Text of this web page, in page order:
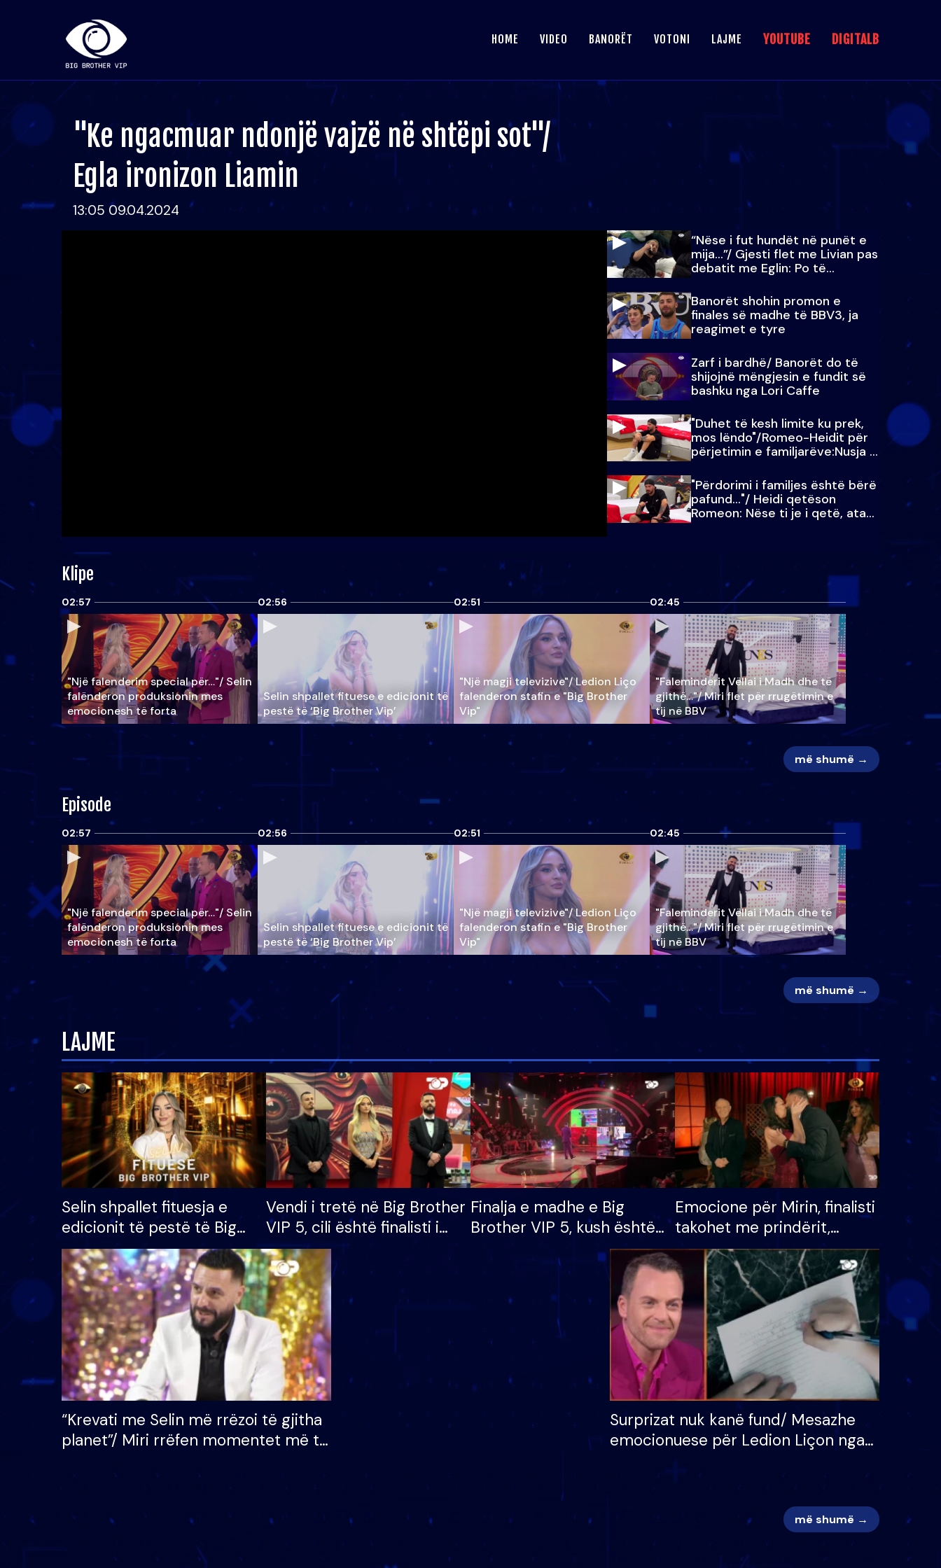
HOME VIDEO BANORËT VOTONI LAJME YOUTUBE DIGITALB
"Ke ngacmuar ndonjë vajzë në shtëpi sot"/
Egla ironizon Liamin
13:05 09.04.2024
“Nëse i fut hundët në punët e
mija…”/ Gjesti flet me Livian pas
debatit me Eglin: Po të
paralajmëroj
Banorët shohin promon e
finales së madhe të BBV3, ja
reagimet e tyre
Zarf i bardhë/ Banorët do të
shijojnë mëngjesin e fundit së
bashku nga Lori Caffe
"Duhet të kesh limite ku prek,
mos lëndo"/Romeo-Heidit për
përjetimin e familjarëve:Nusja e
Julit…
"Përdorimi i familjes është bërë
pafund…"/ Heidi qetëson
Romeon: Nëse ti je i qetë, ata
qetësohen
Klipe
02:57
"Një falenderim special për…"/ Selin
falënderon produksionin mes
emocionesh të forta
02:56
Selin shpallet fituese e edicionit të
pestë të ‘Big Brother Vip’
02:51
"Një magji televizive"/ Ledion Liço
falenderon stafin e "Big Brother
Vip"
02:45
"Faleminderit Vëllai i Madh dhe të
gjithë…"/ Miri flet për rrugëtimin e
tij në BBV
më shumë →
Episode
02:57
"Një falenderim special për…"/ Selin
falënderon produksionin mes
emocionesh të forta
02:56
Selin shpallet fituese e edicionit të
pestë të ‘Big Brother Vip’
02:51
"Një magji televizive"/ Ledion Liço
falenderon stafin e "Big Brother
Vip"
02:45
"Faleminderit Vëllai i Madh dhe të
gjithë…"/ Miri flet për rrugëtimin e
tij në BBV
më shumë →
LAJME
Selin shpallet fituesja e
edicionit të pestë të Big
Brother VIP, rrëmben
çmimin e madh prej 100
mijë eurosh
Vendi i tretë në Big Brother
VIP 5, cili është finalisti i
radhës që lë shtëpinë
Finalja e madhe e Big
Brother VIP 5, kush është
banori i parë që lë shtëpinë
dhe humb mundësinë për
të fituar çmimin e madh
Emocione për Mirin, finalisti
takohet me prindërit,
vajzën dhe bashkëshorten:
S’kemi ndonjë letër divorci
apo jo?
“Krevati me Selin më rrëzoi të gjitha
planet”/ Miri rrëfen momentet më të
mungojë zilja e mëngjesit kur…
Surprizat nuk kanë fund/ Mesazhe
emocionuese për Ledion Liçon nga
më shumë →